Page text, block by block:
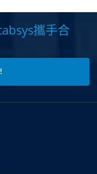
攜手合